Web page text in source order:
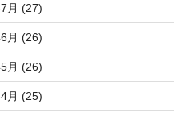
月 (27)
月 (26)
月 (26)
月 (25)